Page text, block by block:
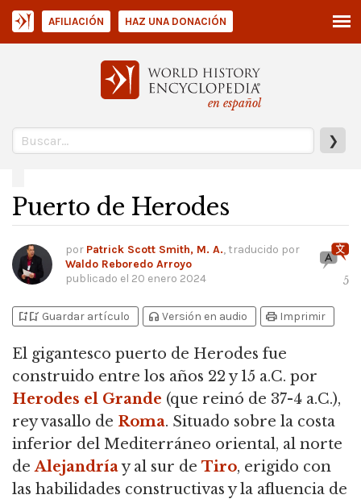
en español
❯
AFILIACIÓN HAZ UNA DONACIÓN
Puerto de Herodes
por Patrick Scott Smith, M. A., traducido por
Waldo Reboredo Arroyo
publicado el 20 enero 2024 5
bookmark_addbookmark_added Guardar artículo headphones Versión en audio print Imprimir
El gigantesco puerto de Herodes fue
construido entre los años 22 y 15 a.C. por
Herodes el Grande (que reinó de 37-4 a.C.),
rey vasallo de Roma. Situado sobre la costa
inferior del Mediterráneo oriental, al norte
deAlejandríay al sur de Tiro, erigido con
las habilidades constructivas y la afluencia de